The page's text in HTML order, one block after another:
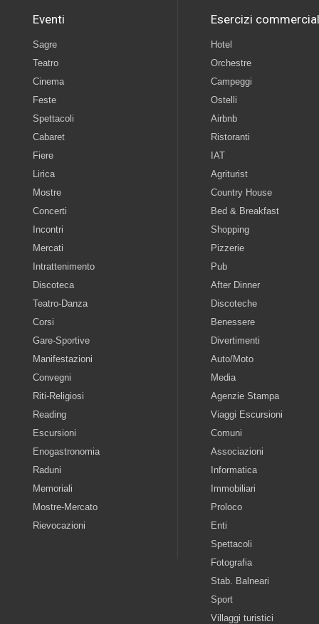
Eventi
Sagre
Teatro
Cinema
Feste
Spettacoli
Cabaret
Fiere
Lirica
Mostre
Concerti
Incontri
Mercati
Intrattenimento
Discoteca
Teatro-Danza
Corsi
Gare-Sportive
Manifestazioni
Convegni
Riti-Religiosi
Reading
Escursioni
Enogastronomia
Raduni
Memoriali
Mostre-Mercato
Rievocazioni
Esercizi
Hotel
Orchestre
Campeggi
Ostelli
Airbnb
Ristoranti
IAT
Agriturist
Country House
Bed & Breakfast
Shopping
Pizzerie
Pub
After Dinner
Discoteche
Benessere
Divertimenti
Auto/Moto
Media
Agenzie Stampa
Viaggi Escursioni
Comuni
Associazioni
Informatica
Immobiliari
Proloco
Enti
Spettacoli
Fotografia
Stab. Balneari
Sport
Villaggi turistici